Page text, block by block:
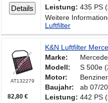
Details
Leistung: 435 PS
Weitere
Luftfilter
AT132279
82,80 €
K&N Luftfilter
Marke:
Modell:
S 500e
Motor:
Benziner
Baujahr:
ab 07/
Leistung: 442 PS